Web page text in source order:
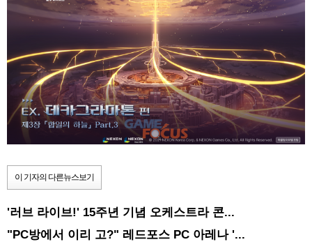
이 기자의 다른뉴스보기
'러브 라이브!' 15주년 기념 오케스트라 콘...
"PC방에서 이리 고?" 레드포스 PC 아레나 '...